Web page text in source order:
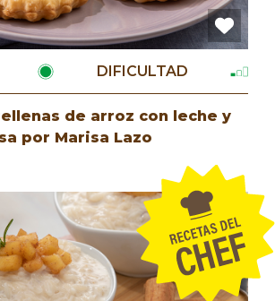
DIFICULTAD
de arroz con leche y
por Marisa Lazo